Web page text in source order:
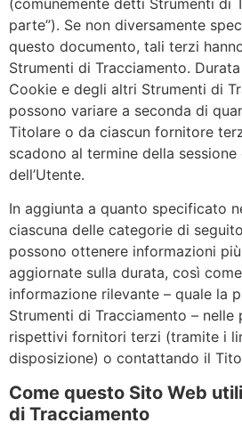
parte”). Se non diversamente
questo documento, tali terzi
Strumenti di Tracciamento.
Cookie e degli altri Strumenti di
possono variare a seconda di
Titolare o da ciascun fornitore
scadono al termine della
dell’Utente.
In aggiunta a quanto specificato
ciascuna delle categorie di
possono ottenere informazioni
aggiornate sulla durata, così
informazione rilevante – quale la
Strumenti di Tracciamento –
rispettivi fornitori terzi (tramite i
disposizione) o contattando il
Come questo Sito Web
di Tracciamento